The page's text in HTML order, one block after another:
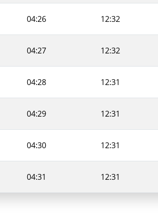
04:26 12:32
04:27 12:32
04:28 12:31
04:29 12:31
04:30 12:31
04:31 12:31